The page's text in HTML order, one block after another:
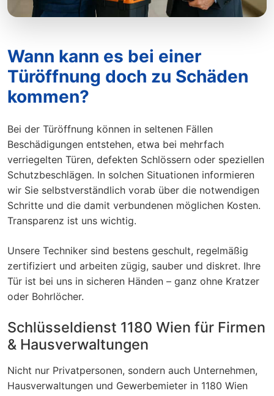
Wann kann es bei einer
Türöffnung doch zu Schäden
kommen?
Bei der Türöffnung können in seltenen Fällen
Beschädigungen entstehen, etwa bei mehrfach
verriegelten Türen, defekten Schlössern oder speziellen
Schutzbeschlägen. In solchen Situationen informieren
wir Sie selbstverständlich vorab über die notwendigen
Schritte und die damit verbundenen möglichen Kosten.
Transparenz ist uns wichtig.
Unsere Techniker sind bestens geschult, regelmäßig
zertifiziert und arbeiten zügig, sauber und diskret. Ihre
Tür ist bei uns in sicheren Händen – ganz ohne Kratzer
oder Bohrlöcher.
Schlüsseldienst 1180 Wien für Firmen
& Hausverwaltungen
Nicht nur Privatpersonen, sondern auch Unternehmen,
Hausverwaltungen und Gewerbemieter in 1180 Wien